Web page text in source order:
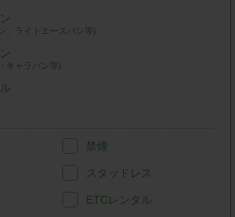
、ライトエースバン等)
キャラバン等)
禁煙
スタッドレス
ETCレンタル